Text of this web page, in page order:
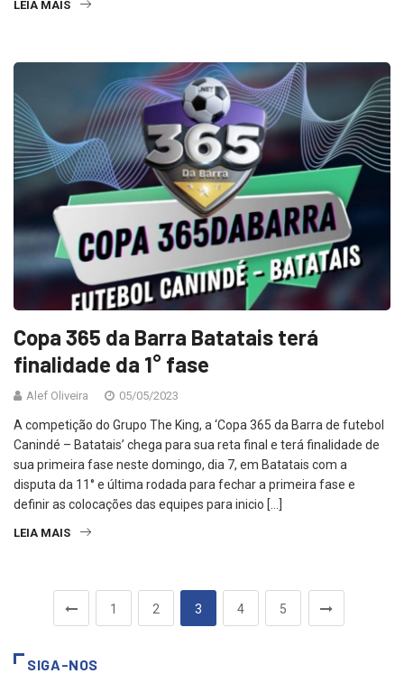
LEIA MAIS
Copa 365 da Barra Batatais terá
finalidade da 1° fase
Alef Oliveira 05/05/2023
A competição do Grupo The King, a ‘Copa 365 da Barra de futebol
Canindé – Batatais’ chega para sua reta final e terá finalidade de
sua primeira fase neste domingo, dia 7, em Batatais com a
disputa da 11° e última rodada para fechar a primeira fase e
definir as colocações das equipes para inicio […]
LEIA MAIS
1 2 3 4 5
SIGA-NOS